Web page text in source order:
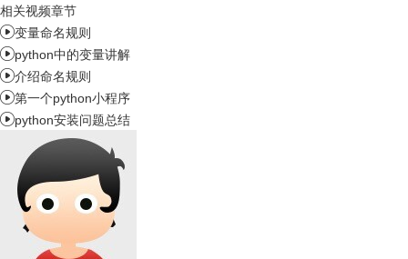
相关视频章节
变量命名规则
python中的变量讲解
介绍命名规则
第一个python小程序
python安装问题总结